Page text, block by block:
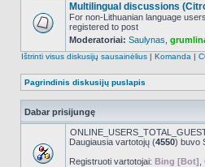
NO_UNREAD_POSTS
Multilingual discussions
For non-Lithuanian language
registered to post
Moderatoriai: Saulynas
Ištrinti visus diskusijų sausainėlius | Komanda |
Pagrindinis diskusijų puslapis
Dabar prisijungę
Daugiausia vartotojų (4550) buvo
Registruoti vartotojai: Bing [Bot]